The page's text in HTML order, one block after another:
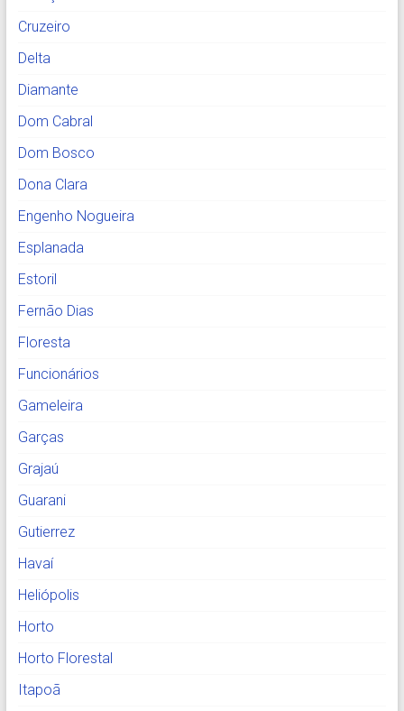
Cruzeiro
Delta
Diamante
Dom Cabral
Dom Bosco
Dona Clara
Engenho Nogueira
Esplanada
Estoril
Fernão Dias
Floresta
Funcionários
Gameleira
Garças
Grajaú
Guarani
Gutierrez
Havaí
Heliópolis
Horto
Horto Florestal
Itapoã